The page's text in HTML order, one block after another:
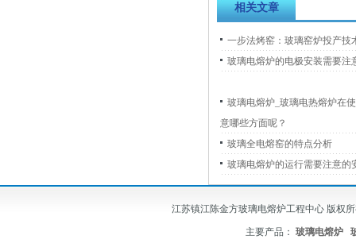
相关文章
一步法烤窑：玻璃窑炉投产技
玻璃电熔炉的电极安装需要注
玻璃电熔炉_玻璃电热熔炉在
意哪些方面呢？
玻璃全电熔窑的特点分析
玻璃电熔炉的运行需要注意的
江苏镇江陈金方玻璃电熔炉工程中心 版权
主要产品： 玻璃电熔炉